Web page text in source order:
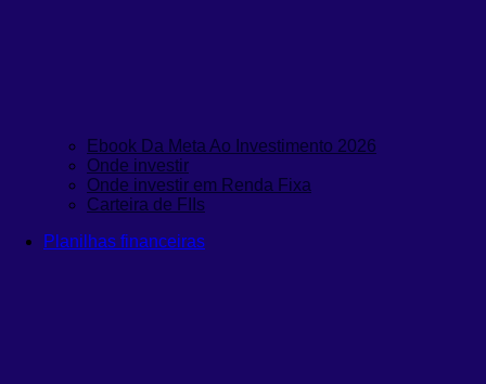
Ebook Da Meta Ao Investimento 2026
Onde investir
Onde investir em Renda Fixa
Carteira de FIIs
Planilhas financeiras